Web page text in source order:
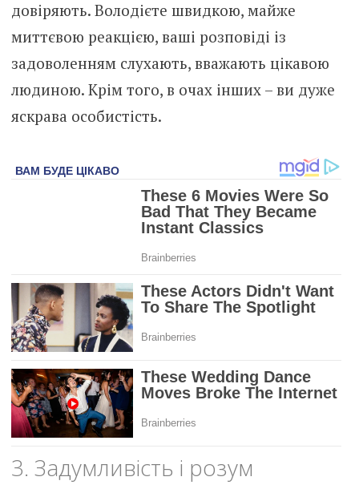
довіряють. Володієте швидкою, майже
миттєвою реакцією, ваші розповіді із
задоволенням слухають, вважають цікавою
людиною. Крім того, в очах інших – ви дуже
яскрава особистість.
3. Задумливість і розум